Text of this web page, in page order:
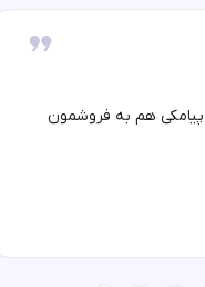
پیامکی هم به فروشمون